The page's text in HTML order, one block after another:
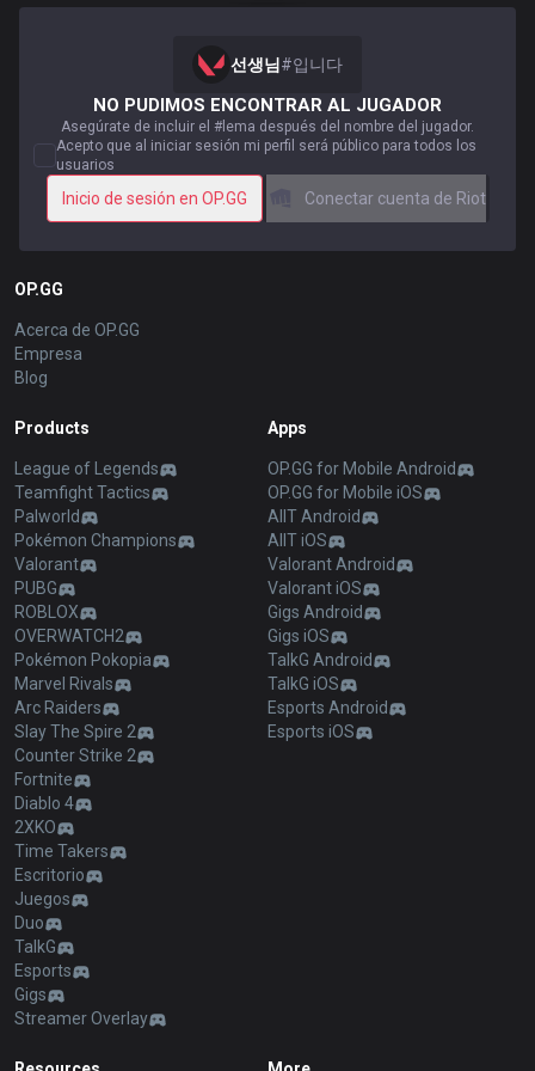
선생님#입니다
NO PUDIMOS ENCONTRAR AL JUGADOR
Asegúrate de incluir el #lema después del nombre del jugador.
Acepto que al iniciar sesión mi perfil será público para todos los
usuarios
Inicio de sesión en OP.GG Conectar cuenta de Riot
OP.GG
Acerca de OP.GG
Empresa
Blog
Products
League of Legends
Teamfight Tactics
Palworld
Pokémon Champions
Valorant
PUBG
ROBLOX
OVERWATCH2
Pokémon Pokopia
Marvel Rivals
Arc Raiders
Slay The Spire 2
Counter Strike 2
Fortnite
Diablo 4
2XKO
Time Takers
Escritorio
Juegos
Duo
TalkG
Esports
Gigs
Streamer Overlay
Apps
OP.GG for Mobile Android
OP.GG for Mobile iOS
AllT Android
AllT iOS
Valorant Android
Valorant iOS
Gigs Android
Gigs iOS
TalkG Android
TalkG iOS
Esports Android
Esports iOS